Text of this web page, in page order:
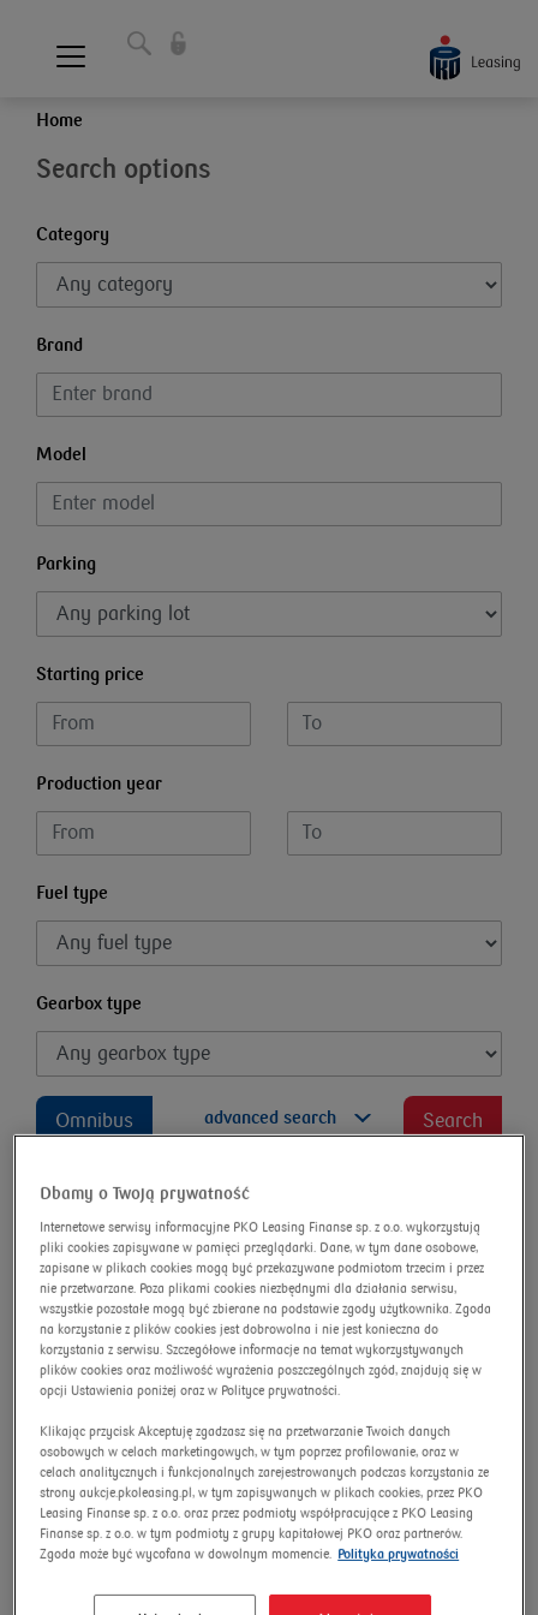
Home
Search options
Category
Brand
Model
Parking
Starting price
Production year
Fuel type
Gearbox type
Omnibus advanced search Search
Ducati Streetfighter V4
Lamborghini
Auction number: 10314/AU/2026
Dbamy o Twoją prywatność
Internetowe serwisy informacyjne PKO Leasing Finanse sp. z o.o. wykorzystują
pliki cookies zapisywane w pamięci przeglądarki. Dane, w tym dane osobowe,
zapisane w plikach cookies mogą być przekazywane podmiotom trzecim i przez
nie przetwarzane. Poza plikami cookies niezbędnymi dla działania serwisu,
wszystkie pozostałe mogą być zbierane na podstawie zgody użytkownika. Zgoda
na korzystanie z plików cookies jest dobrowolna i nie jest konieczna do
korzystania z serwisu. Szczegółowe informacje na temat wykorzystywanych
plików cookies oraz możliwość wyrażenia poszczególnych zgód, znajdują się w
opcji Ustawienia poniżej oraz w Polityce prywatności.
Klikając przycisk Akceptuję zgadzasz się na przetwarzanie Twoich danych
osobowych w celach marketingowych, w tym poprzez profilowanie, oraz w
celach analitycznych i funkcjonalnych zarejestrowanych podczas korzystania ze
strony aukcje.pkoleasing.pl, w tym zapisywanych w plikach cookies, przez PKO
Leasing Finanse sp. z o.o. oraz przez podmioty współpracujące z PKO Leasing
Finanse sp. z o.o. w tym podmioty z grupy kapitałowej PKO oraz partnerów.
Zgoda może być wycofana w dowolnym momencie. Polityka prywatności